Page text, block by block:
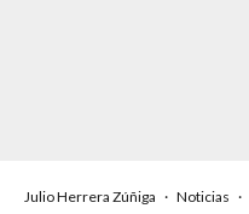
Julio Herrera Zúñiga · Noticias ·